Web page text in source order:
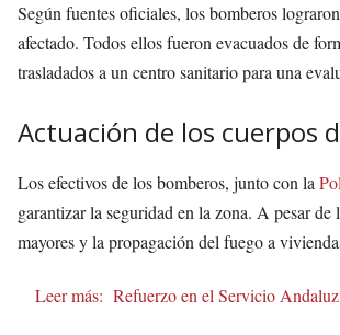
Según fuentes oficiales, los bomberos
afectado. Todos ellos fueron evacuados de
trasladados a un centro sanitario para una
Actuación de los cuerpos
Los efectivos de los bomberos, junto con la
garantizar la seguridad en la zona. A pesar
mayores y la propagación del fuego a
Leer más: Refuerzo en el Servicio